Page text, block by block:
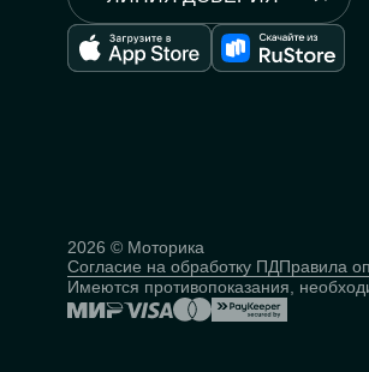
2026 © Моторика
Согласие на обработку ПДПравила
Имеются противопоказания,